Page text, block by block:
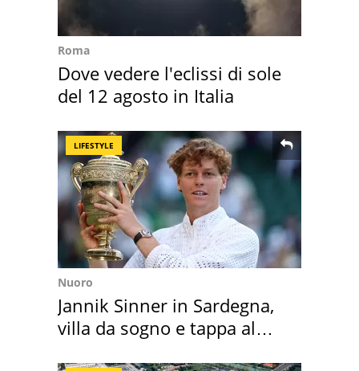
Roma
Dove vedere l'eclissi di sole
del 12 agosto in Italia
LIFESTYLE
Nuoro
Jannik Sinner in Sardegna,
villa da sogno e tappa al